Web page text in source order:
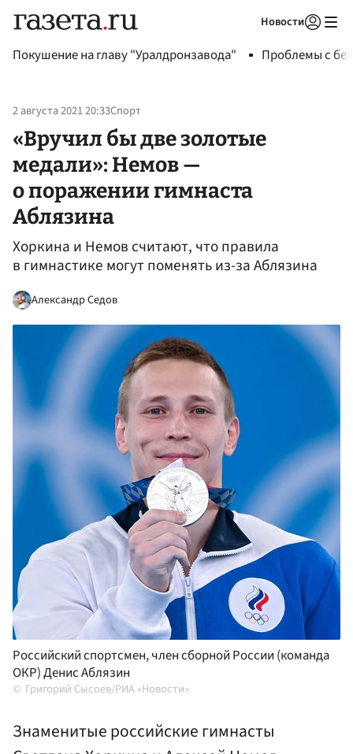
Новости
Покушение на главу "Уралдронзавода" Проблемы с
2 августа 2021 20:33Спорт
«Вручил бы две золотые
медали»: Немов —
о поражении гимнаста
Аблязина
Хоркина и Немов считают, что правила
в гимнастике могут поменять из-за Аблязина
Александр Седов
Российский спортсмен, член сборной России (команда
ОКР) Денис Аблязин
Григорий Сысоев/РИА «Новости»
Знаменитые российские гимнасты